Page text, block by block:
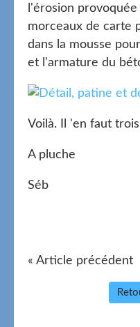
l'érosion
morceaux de carte
dans la mousse
et l'armature du
Voilà. Il 'en faut
A pluche
Séb
« Article précédent